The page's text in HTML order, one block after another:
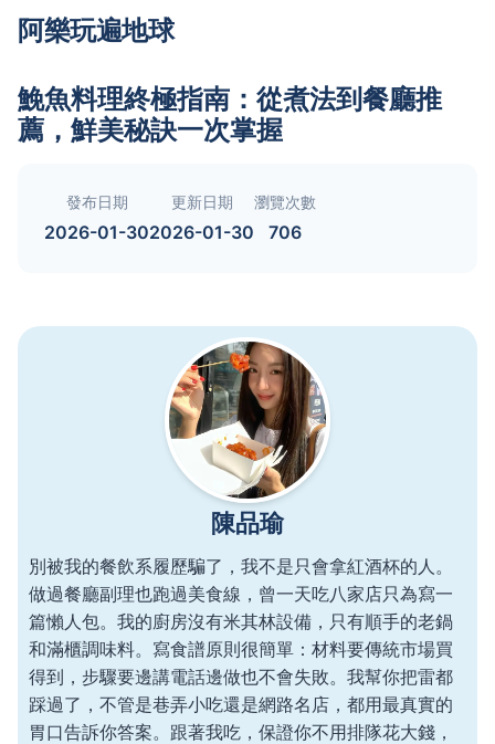
阿樂玩遍地球
鮸魚料理終極指南：從煮法到餐廳推
薦，鮮美秘訣一次掌握
發布日期
2026-01-30
更新日期
2026-01-30
瀏覽次數
706
陳品瑜
別被我的餐飲系履歷騙了，我不是只會拿紅酒杯的人。
做過餐廳副理也跑過美食線，曾一天吃八家店只為寫一
篇懶人包。我的廚房沒有米其林設備，只有順手的老鍋
和滿櫃調味料。寫食譜原則很簡單：材料要傳統市場買
得到，步驟要邊講電話邊做也不會失敗。我幫你把雷都
踩過了，不管是巷弄小吃還是網路名店，都用最真實的
胃口告訴你答案。跟著我吃，保證你不用排隊花大錢，